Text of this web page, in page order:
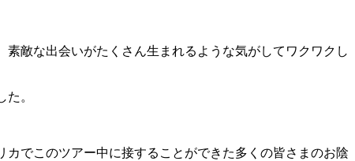
敵な出会いがたくさん生まれるような気がしてワクワクし
。
でこのツアー中に接することができた多くの皆さまのお陰